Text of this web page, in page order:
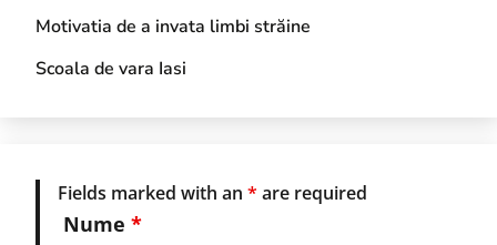
Motivatia de a invata limbi străine
Scoala de vara Iasi
Fields marked with an * are required
Nume *